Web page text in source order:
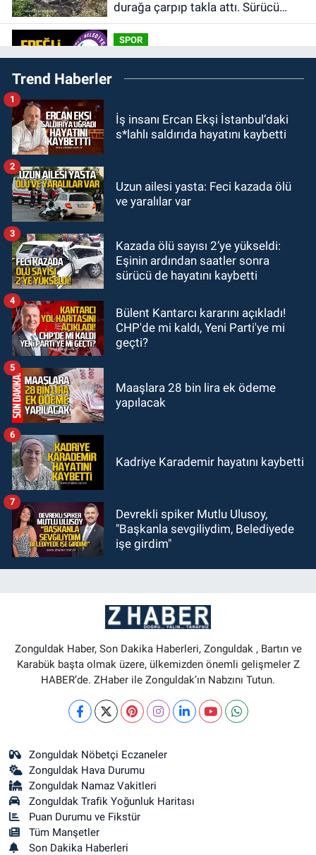
durağa çarpıp takla attı. Sürücü
alevlerin arasından kurtarıldı.
SPOR
11:49Kdz. Ereğli Belediyespor'da
kulübün başına kim geçecek?
11:45Karabük'te oğluna mesaj
attığını iddia ettiği genci darp etti.
10:14Polis Akademisi Başkanlığı
GÜNDEM
00:22
yönetiminden neden yok?
Trend Haberler
İş insanı Ercan Ekşi İstanbul’daki
s*lahlı saldırıda hayatını kaybetti
1
Uzun ailesi yasta: Feci kazada ölü
ve yaralılar var
2
Kazada ölü sayısı 2’ye yükseldi:
Eşinin ardından saatler sonra
sürücü de hayatını kaybetti
3
Bülent Kantarcı kararını açıkladı!
CHP'de mi kaldı, Yeni Parti'ye mi
geçti?
4
Maaşlara 28 bin lira ek ödeme
yapılacak
5
Kadriye Karademir hayatını kaybetti
6
Devrekli spiker Mutlu Ulusoy,
"Başkanla sevgiliydim, Belediyede
işe girdim"
7
Zonguldak Haber, Son Dakika Haberleri, Zonguldak , Bartın ve
Karabük başta olmak üzere, ülkemizden önemli gelişmeler Z
HABER’de. ZHaber ile Zonguldak’ın Nabzını Tutun.
Zonguldak Nöbetçi Eczaneler
Zonguldak Hava Durumu
Zonguldak Namaz Vakitleri
Zonguldak Trafik Yoğunluk Haritası
Puan Durumu ve Fikstür
Tüm Manşetler
Son Dakika Haberleri